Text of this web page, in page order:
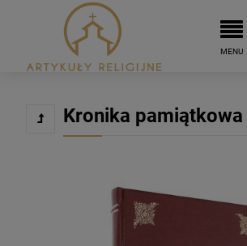
Kronika